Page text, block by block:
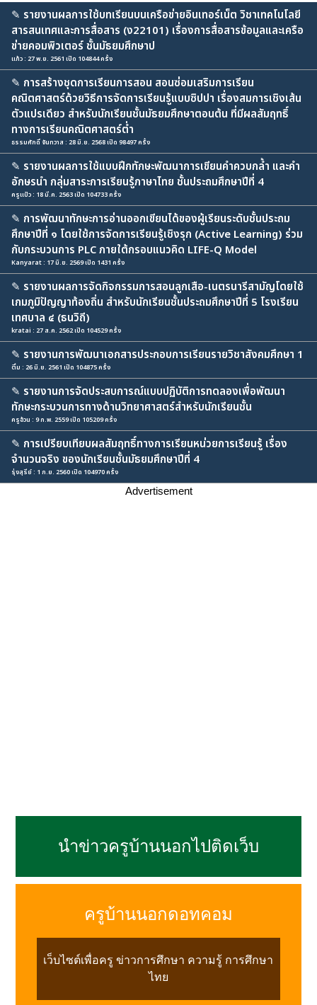
✎ รายงานผลการใช้บทเรียนบนเครือข่ายอินเทอร์เน็ต วิชาเทคโนโลยี
สารสนเทศและการสื่อสาร (ง22101) เรื่องการสื่อสารข้อมูลและเครือ
ข่ายคอมพิวเตอร์ ชั้นมัธยมศึกษาป
แก้ว : 27 พ.ย. 2561 เปิด 104844 ครั้ง
✎ การสร้างชุดการเรียนการสอน สอนซ่อมเสริมการเรียน
คณิตศาสตร์ด้วยวิธีการจัดการเรียนรู้แบบซิปปา เรื่องสมการเชิงเส้น
ตัวแปรเดียว สำหรับนักเรียนชั้นมัธยมศึกษาตอนต้น ที่มีผลสัมฤทธิ์
ทางการเรียนคณิตศาสตร์ต่ำ
ธรรมศักดิ์ จันทวาส : 28 มิ.ย. 2568 เปิด 98497 ครั้ง
✎ รายงานผลการใช้แบบฝึกทักษะพัฒนาการเขียนคำควบกล้ำ และคำ
อักษรนำ กลุ่มสาระการเรียนรู้ภาษาไทย ชั้นประถมศึกษาปีที่ 4
ครูแป๋ว : 18 มี.ค. 2563 เปิด 104733 ครั้ง
✎ การพัฒนาทักษะการอ่านออกเขียนได้ของผู้เรียนระดับชั้นประถม
ศึกษาปีที่ ๑ โดยใช้การจัดการเรียนรู้เชิงรุก (Active Learning) ร่วม
กับกระบวนการ PLC ภายใต้กรอบแนวคิด LIFE-Q Model
Kanyarat : 17 มิ.ย. 2569 เปิด 1431 ครั้ง
✎ รายงานผลการจัดกิจกรรมการสอนลูกเสือ-เนตรนารีสามัญโดยใช้
เกมภูมิปัญญาท้องถิ่น สำหรับนักเรียนชั้นประถมศึกษาปีที่ 5 โรงเรียน
เทศบาล ๔ (ธนวิถี)
kratai : 27 ส.ค. 2562 เปิด 104529 ครั้ง
✎ รายงานการพัฒนาเอกสารประกอบการเรียนรายวิชาสังคมศึกษา 1
ติ๋ม : 26 มิ.ย. 2561 เปิด 104875 ครั้ง
✎ รายงานการจัดประสบการณ์แบบปฏิบัติการทดลองเพื่อพัฒนา
ทักษะกระบวนการทางด้านวิทยาศาสตร์สำหรับนักเรียนชั้น
ครูอ้วน : 9 ก.พ. 2559 เปิด 105209 ครั้ง
✎ การเปรียบเทียบผลสัมฤทธิ์ทางการเรียนหน่วยการเรียนรู้ เรื่อง
จำนวนจริง ของนักเรียนชั้นมัธยมศึกษาปีที่ 4
รุ่งสุรีย์ : 1 ก.ย. 2560 เปิด 104970 ครั้ง
Advertisement
นำข่าวครูบ้านนอกไปติดเว็บ
ครูบ้านนอกดอทคอม
เว็บไซต์เพื่อครู ข่าวการศึกษา ความรู้ การศึกษา
ไทย